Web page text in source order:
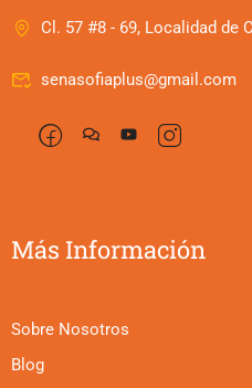
Cl. 57 #8 - 69, Localidad de
senasofiaplus@gmail.com
Más Información
Sobre Nosotros
Blog